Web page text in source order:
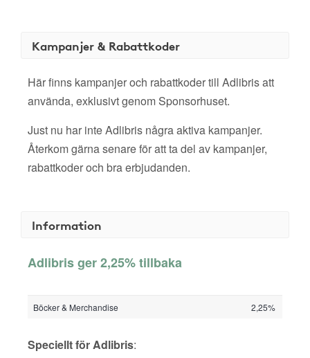
Kampanjer & Rabattkoder
Här finns kampanjer och rabattkoder till Adlibris att
använda, exklusivt genom Sponsorhuset.
Just nu har inte Adlibris några aktiva kampanjer.
Återkom gärna senare för att ta del av kampanjer,
rabattkoder och bra erbjudanden.
Information
Adlibris ger 2,25% tillbaka
Böcker & Merchandise 2,25%
Speciellt för Adlibris: